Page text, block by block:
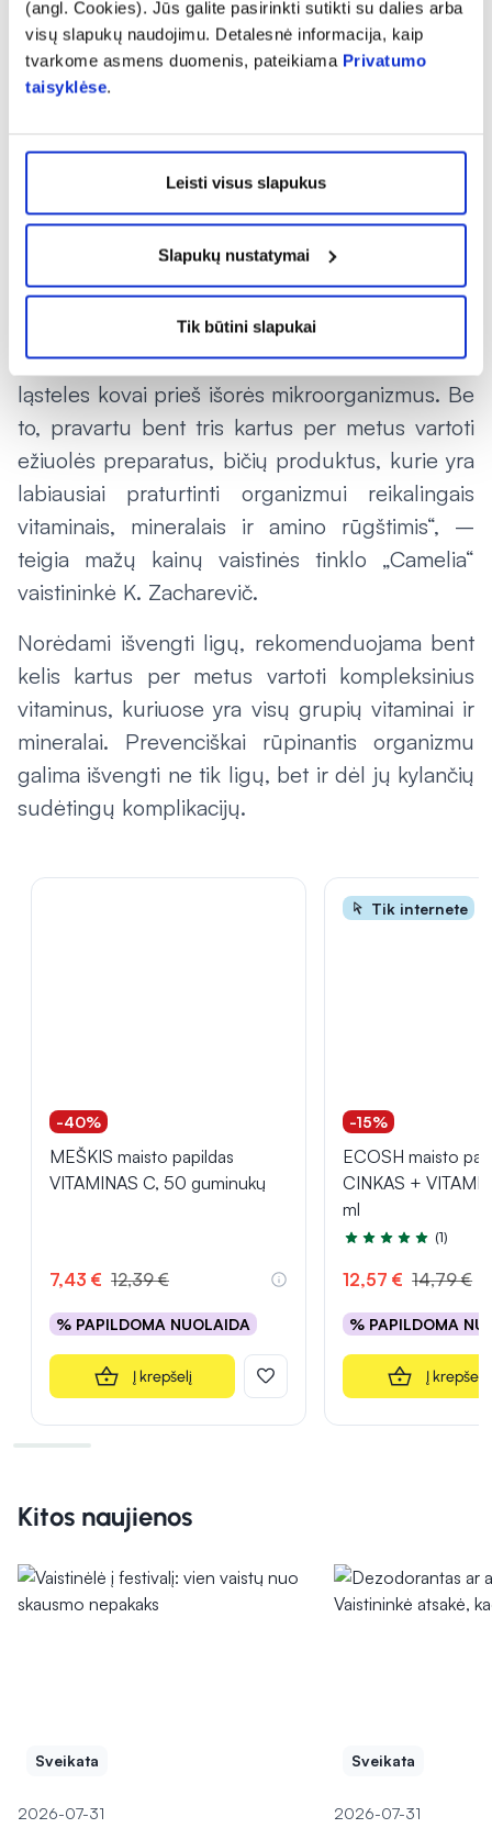
(angl. Cookies). Jūs galite pasirinkti sutikti su dalies arba
visų slapukų naudojimu. Detalesnė informacija, kaip
tvarkome asmens duomenis, pateikiama Privatumo
taisyklėse.
Leisti visus slapukus
Slapukų nustatymai
Tik būtini slapukai
ligoms stiprinimui.
Vitaminai
sustiprinti organizmo atsparumą,
rekomenduojama vartoti vitaminą C. „Jeigu
abejojate savo arba vaiko atsparumu ligoms –
rekomenduoju šį vitaminą vartoti jau dabar.
Kodėl taip sakau? Norėdami pajusti jo efektą,
turime šį preparatą naudoti mažiausiai 6
savaites, kol organizmas ims kurti apsaugines
ląsteles kovai prieš išorės mikroorganizmus. Be
to, pravartu bent tris kartus per metus vartoti
ežiuolės preparatus, bičių produktus, kurie yra
labiausiai praturtinti organizmui reikalingais
vitaminais, mineralais ir amino rūgštimis“, –
teigia mažų kainų vaistinės tinklo „Camelia“
vaistininkė K. Zacharevič.
Norėdami išvengti ligų, rekomenduojama bent
kelis kartus per metus vartoti kompleksinius
vitaminus, kuriuose yra visų grupių vitaminai ir
mineralai. Prevenciškai rūpinantis organizmu
galima išvengti ne tik ligų, bet ir dėl jų kylančių
sudėtingų komplikacijų.
-40%
MEŠKIS maisto papildas
VITAMINAS C, 50 guminukų
7,43 € 12,39 €
% PAPILDOMA NUOLAIDA
Į krepšelį
Tik internete
-15%
ECOSH maisto
CINKAS +
ml
Įvertinimas 5.0 iš 5
(1)
12,57 € 14,79 €
% PAPILDOMA
Į krepšelį
Kitos naujienos
Sveikata
2026-07-31
Sveikata
2026-07-31